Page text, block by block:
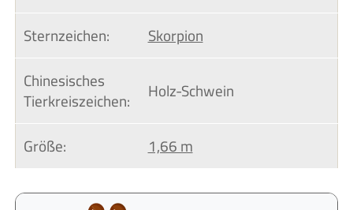
Sternzeichen:
Skorpion
Chinesisches
Tierkreiszeichen:
Holz-Schwein
Größe:
1,66 m